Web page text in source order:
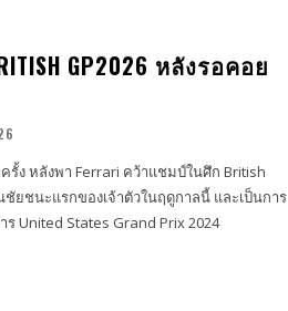
GP2026 หลังรอคอย
ง หลังพา Ferrari คว้าแชมป์ในศึก British
ยชนะแรกของเจ้าตัวในฤดูกาลนี้ และเป็นการ
United States Grand Prix 2024